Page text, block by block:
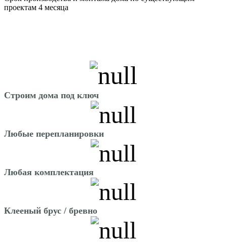
проектам 4 месяца
Строим дома под ключ
Любые перепланировки
Любая комплектация
Клееный брус / бревно